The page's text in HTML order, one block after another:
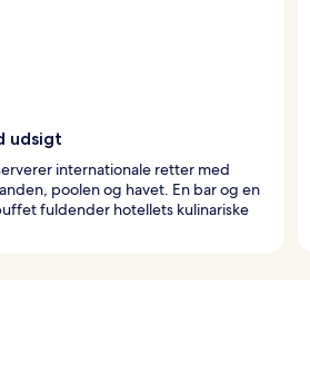
udsigt
internationale retter med
poolen og havet. En bar og en
fuldender hotellets kulinariske